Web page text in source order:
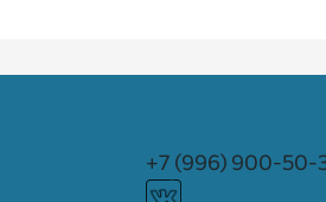
+7 (996) 900-50-